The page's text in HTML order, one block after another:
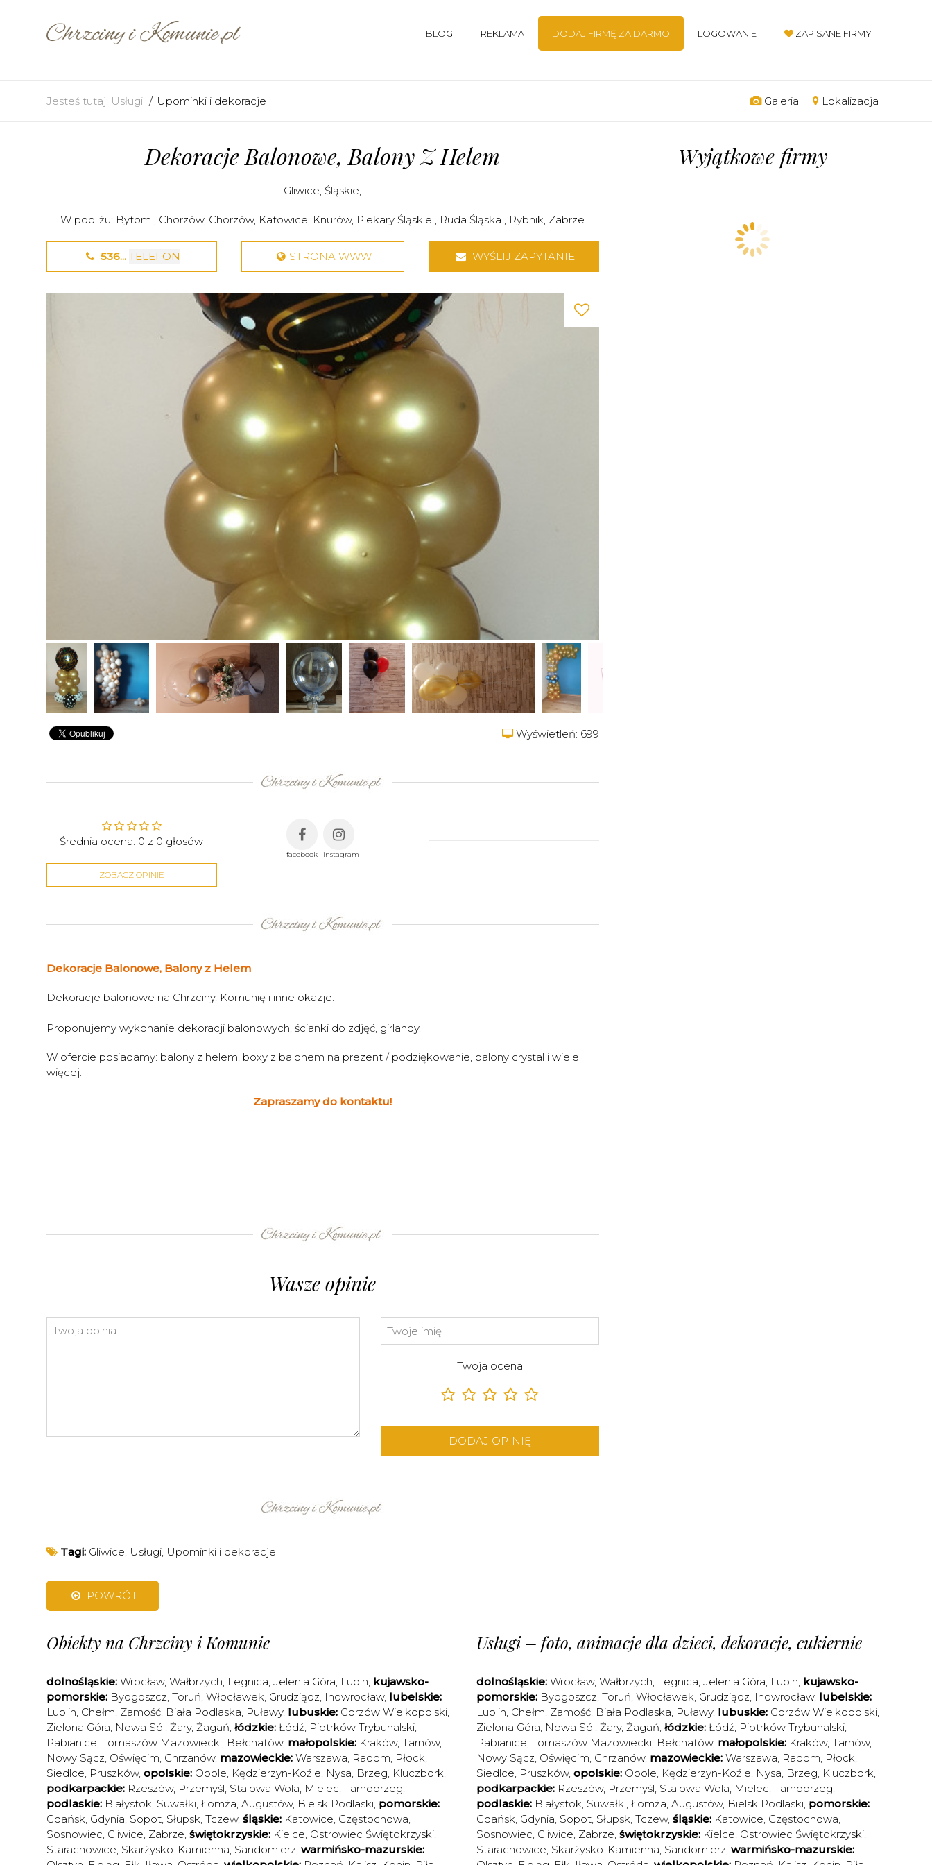
BLOG REKLAMA DODAJ FIRMĘ ZA DARMO LOGOWANIE ZAPISANE FIRMY
Jesteś tutaj: Usługi Upominki i dekoracje Galeria Lokalizacja
Dekoracje Balonowe, Balony Z Helem
Gliwice, Śląskie,
W pobliżu: Bytom , Chorzów, Chorzów, Katowice, Knurów, Piekary Śląskie , Ruda Śląska , Rybnik, Zabrze
536...TELEFON STRONA WWW WYŚLIJ ZAPYTANIE
Wyświetleń: 699
Średnia ocena: 0 z 0 głosów
ZOBACZ OPINIE
facebook instagram
Dekoracje Balonowe, Balony z Helem
Dekoracje balonowe na Chrzciny, Komunię i inne okazje.
Proponujemy wykonanie dekoracji balonowych, ścianki do zdjęć, girlandy.
W ofercie posiadamy: balony z helem, boxy z balonem na prezent / podziękowanie, balony crystal i wiele
więcej.
Zapraszamy do kontaktu!
Wasze opinie
Twoja ocena
DODAJ OPINIĘ
Tagi: Gliwice, Usługi, Upominki i dekoracje
POWRÓT
Wyjątkowe firmy
Obiekty na Chrzciny i Komunie
dolnośląskie: Wrocław, Wałbrzych, Legnica, Jelenia Góra, Lubin, kujawsko-
pomorskie: Bydgoszcz, Toruń, Włocławek, Grudziądz, Inowrocław, lubelskie:
Lublin, Chełm, Zamość, Biała Podlaska, Puławy, lubuskie: Gorzów Wielkopolski,
Zielona Góra, Nowa Sól, Żary, Żagań, łódzkie: Łódź, Piotrków Trybunalski,
Pabianice, Tomaszów Mazowiecki, Bełchatów, małopolskie: Kraków, Tarnów,
Nowy Sącz, Oświęcim, Chrzanów, mazowieckie: Warszawa, Radom, Płock,
Siedlce, Pruszków, opolskie: Opole, Kędzierzyn-Koźle, Nysa, Brzeg, Kluczbork,
podkarpackie: Rzeszów, Przemyśl, Stalowa Wola, Mielec, Tarnobrzeg,
podlaskie: Białystok, Suwałki, Łomża, Augustów, Bielsk Podlaski, pomorskie:
Gdańsk, Gdynia, Sopot, Słupsk, Tczew, śląskie: Katowice, Częstochowa,
Sosnowiec, Gliwice, Zabrze, świętokrzyskie: Kielce, Ostrowiec Świętokrzyski,
Starachowice, Skarżysko-Kamienna, Sandomierz, warmińsko-mazurskie:
Usługi – foto, animacje dla dzieci, dekoracje, cukiernie
dolnośląskie: Wrocław, Wałbrzych, Legnica, Jelenia Góra, Lubin, kujawsko-
pomorskie: Bydgoszcz, Toruń, Włocławek, Grudziądz, Inowrocław, lubelskie:
Lublin, Chełm, Zamość, Biała Podlaska, Puławy, lubuskie: Gorzów Wielkopolski,
Zielona Góra, Nowa Sól, Żary, Żagań, łódzkie: Łódź, Piotrków Trybunalski,
Pabianice, Tomaszów Mazowiecki, Bełchatów, małopolskie: Kraków, Tarnów,
Nowy Sącz, Oświęcim, Chrzanów, mazowieckie: Warszawa, Radom, Płock,
Siedlce, Pruszków, opolskie: Opole, Kędzierzyn-Koźle, Nysa, Brzeg, Kluczbork,
podkarpackie: Rzeszów, Przemyśl, Stalowa Wola, Mielec, Tarnobrzeg,
podlaskie: Białystok, Suwałki, Łomża, Augustów, Bielsk Podlaski, pomorskie:
Gdańsk, Gdynia, Sopot, Słupsk, Tczew, śląskie: Katowice, Częstochowa,
Sosnowiec, Gliwice, Zabrze, świętokrzyskie: Kielce, Ostrowiec Świętokrzyski,
Starachowice, Skarżysko-Kamienna, Sandomierz, warmińsko-mazurskie: